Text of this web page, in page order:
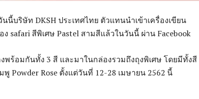
นี้บริษัท DKSH ประเทศไทย ตัวแทนนำเข้าเครื่องเขียน
safari สีพิเศษ Pastel สามสีแล้วในวันนี้ ผ่าน Facebook
พร้อมกันทั้ง 3 สี และมาในกล่องรวมถึงถุงพิเศษ โดยมีทั้งสี
Powder Rose ตั้งแต่วันที่ 12-28 เมษายน 2562 นี้